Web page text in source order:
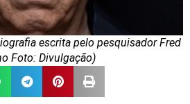
escrita pelo pesquisador Fred
Foto: Divulgação)